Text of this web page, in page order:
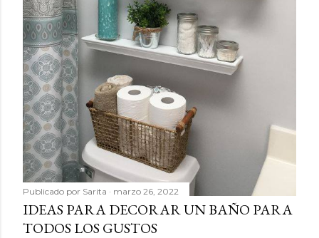
Publicado por Sarita marzo 26, 2022
IDEAS PARA DECORAR UN BAÑO PARA
TODOS LOS GUSTOS